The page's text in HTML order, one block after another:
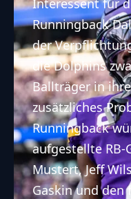
Interessent für
Runningback
der
die Dolphins
Ballträger in
zusätzliches
Runningback
aufgestellte RB-
Mustert, Jeff
Gaskin und den